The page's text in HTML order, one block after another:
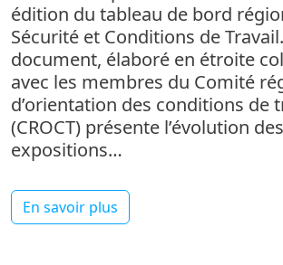
édition du tableau de bord
Sécurité et Conditions de
document, élaboré en étroite
avec les membres du Comité
d’orientation des conditions de
(CROCT) présente l’évolution
expositions…
En savoir plus